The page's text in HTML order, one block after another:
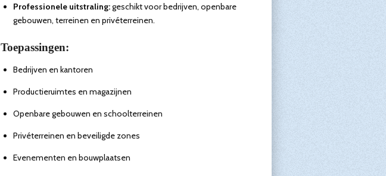
Professionele uitstraling:geschikt voor bedrijven, openbare
gebouwen, terreinen en privéterreinen.
Toepassingen:
Bedrijven en kantoren
Productieruimtes en magazijnen
Openbare gebouwen en schoolterreinen
Privéterreinen en beveiligde zones
Evenementen en bouwplaatsen